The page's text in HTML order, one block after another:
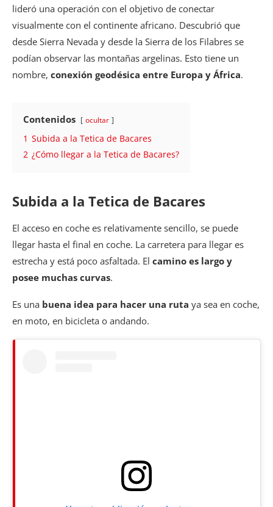
lideró una operación con el objetivo de conectar
visualmente con el continente africano. Descubrió que
desde Sierra Nevada y desde la Sierra de los Filabres se
podían observar las montañas argelinas. Esto tiene un
nombre, conexión geodésica entre Europa y África.
Contenidos ocultar
1 Subida a la Tetica de Bacares
2 ¿Cómo llegar a la Tetica de Bacares?
Subida a la Tetica de Bacares
El acceso en coche es relativamente sencillo, se puede
llegar hasta el final en coche. La carretera para llegar es
estrecha y está poco asfaltada. El camino es largo y
posee muchas curvas.
Es una buena idea para hacer una ruta ya sea en coche,
en moto, en bicicleta o andando.